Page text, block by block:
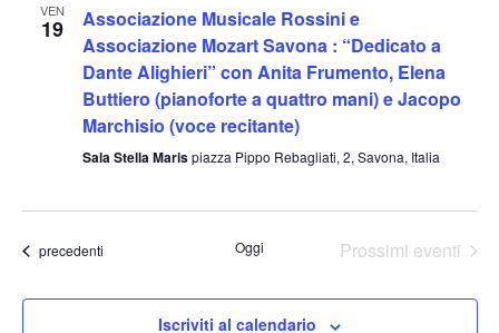
VEN
19
Associazione Musicale Rossini e
Associazione Mozart Savona : “Dedicato a
Dante Alighieri” con Anita Frumento, Elena
Buttiero (pianoforte a quattro mani) e Jacopo
Marchisio (voce recitante)
Sala Stella Marispiazza Pippo Rebagliati, 2, Savona, Italia
Eventi
precedenti Oggi Prossimi eventi
Iscriviti al calendario